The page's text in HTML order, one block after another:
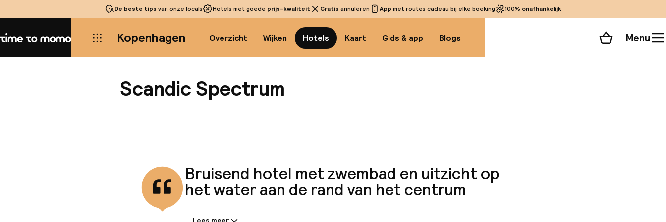
De beste tips van onze locals Hotels met goede prijs-kwaliteit Gratis annuleren App met routes cadeau bij elke boeking 100% onafhankelijk
Home Kopenhagen Overzicht Wijken Hotels Kaart Gids & app Blogs Winkelmand
Menu
Scandic Spectrum
Bruisend hotel met zwembad en uitzicht op
het water aan de rand van het centrum
Lees meer